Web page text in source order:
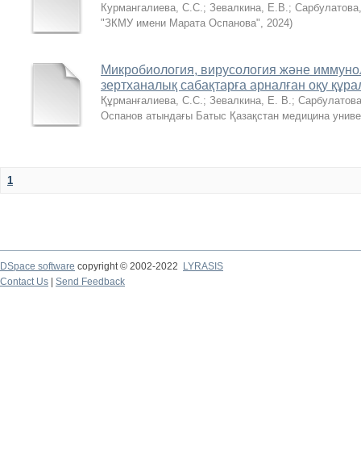
Курмaнгaлиевa, С.С.; Зевaлкинa, Е.В.;
"ЗКМУ имени Марата Оспанова", 2024)
Микробиология, вирусология және
зертханалық сабақтарға арналған оқу
Құрманғалиева, С.С.; Зевалкина, Е. В.;
Оспанов атындағы Батыс Қазақстан медицина
1
DSpace software copyright © 2002-2022
LYRASIS
Contact Us
Send Feedback